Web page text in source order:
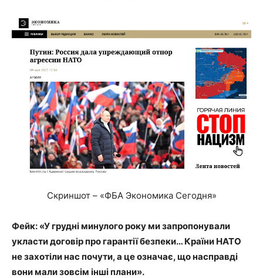
Скриншот – «ФБА Экономика Сегодня»
Фейк: «У грудні минулого року ми запропонували
укласти договір про гарантії безпеки… Країни НАТО
не захотіли нас почути, а це означає, що насправді
вони мали зовсім інші плани».